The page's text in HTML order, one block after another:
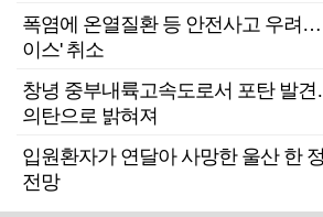
폭염에 온열질환 등 안전사고 우려…
이스' 취소
창녕 중부내륙고속도로서 포탄 발
의탄으로 밝혀져
입원환자가 연달아 사망한 울산 한
전망